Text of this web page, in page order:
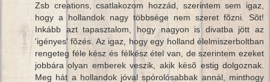
Zsb creations, csatlakozom hozzád, szerintem sem igaz,
hogy a hollandok nagy többsége nem szeret fõzni. Sõt!
Inkább azt tapasztalom, hogy nagyon is divatba jött az
'igényes' fõzés. Az igaz, hogy egy holland élelmiszerboltban
rengeteg féle kész és félkész étel van, de szerintem ezeket
jobbára olyan emberek veszik, akik késõ estig dolgoznak.
Meg hát a hollandok jóval spórolósabbak annál, minthogy